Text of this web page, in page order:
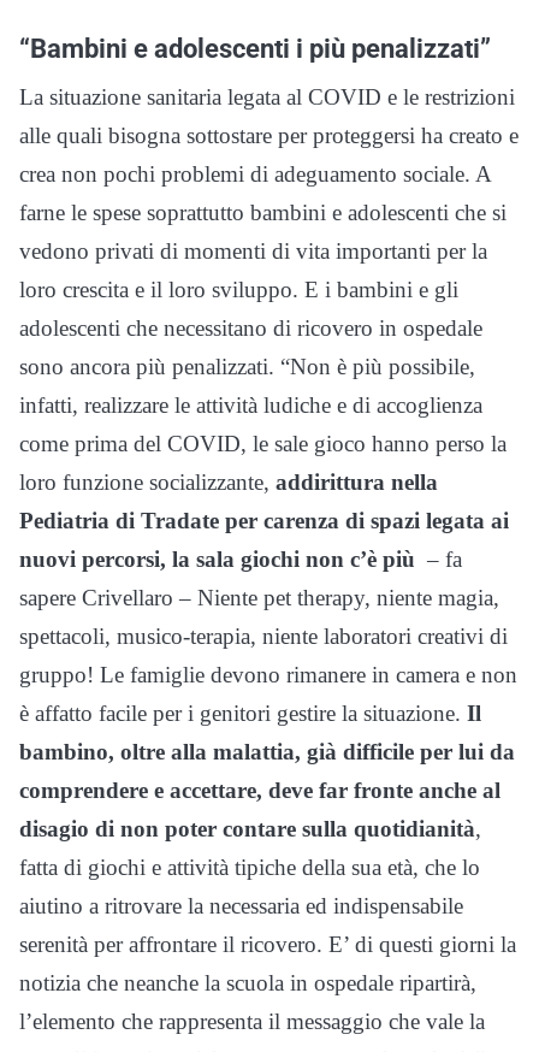
“Bambini e adolescenti i più penalizzati”
La situazione sanitaria legata al COVID e le restrizioni
alle quali bisogna sottostare per proteggersi ha creato e
crea non pochi problemi di adeguamento sociale. A
farne le spese soprattutto bambini e adolescenti che si
vedono privati di momenti di vita importanti per la
loro crescita e il loro sviluppo. E i bambini e gli
adolescenti che necessitano di ricovero in ospedale
sono ancora più penalizzati. “Non è più possibile,
infatti, realizzare le attività ludiche e di accoglienza
come prima del COVID, le sale gioco hanno perso la
loro funzione socializzante, addirittura nella
Pediatria di Tradate per carenza di spazi legata ai
nuovi percorsi, la sala giochi non c’è più – fa
sapere Crivellaro – Niente pet therapy, niente magia,
spettacoli, musico-terapia, niente laboratori creativi di
gruppo! Le famiglie devono rimanere in camera e non
è affatto facile per i genitori gestire la situazione. Il
bambino, oltre alla malattia, già difficile per lui da
comprendere e accettare, deve far fronte anche al
disagio di non poter contare sulla quotidianità,
fatta di giochi e attività tipiche della sua età, che lo
aiutino a ritrovare la necessaria ed indispensabile
serenità per affrontare il ricovero. E’ di questi giorni la
notizia che neanche la scuola in ospedale ripartirà,
l’elemento che rappresenta il messaggio che vale la